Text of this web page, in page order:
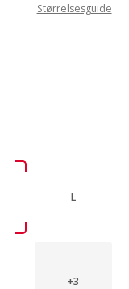
Størrelsesguide
L
+3